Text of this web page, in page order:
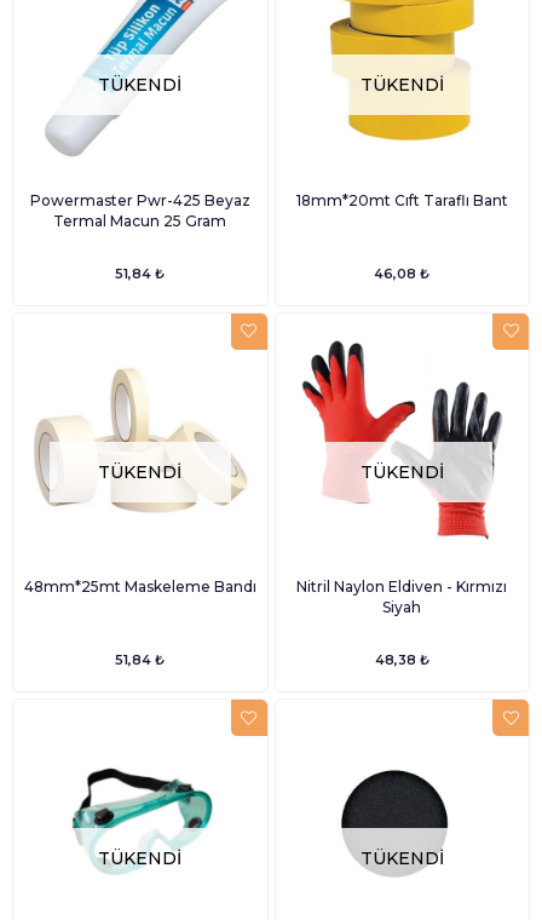
TÜKENDI
Powermaster Pwr-425 Beyaz
Termal Macun 25 Gram
51,84 ₺
TÜKENDI
18mm*20mt Cıft Taraflı Bant
46,08 ₺
TÜKENDI
48mm*25mt Maskeleme Bandı
51,84 ₺
TÜKENDI
Nitril Naylon Eldiven - Kırmızı
Siyah
48,38 ₺
TÜKENDI TÜKENDI